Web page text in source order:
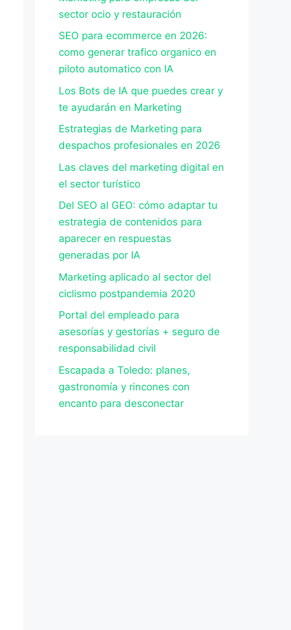
sector ocio y restauración
SEO para ecommerce en 2026:
como generar trafico organico en
piloto automatico con IA
Los Bots de IA que puedes crear y
te ayudarán en Marketing
Estrategias de Marketing para
despachos profesionales en 2026
Las claves del marketing digital en
el sector turístico
Del SEO al GEO: cómo adaptar tu
estrategia de contenidos para
aparecer en respuestas
generadas por IA
Marketing aplicado al sector del
ciclismo postpandemia 2020
Portal del empleado para
asesorías y gestorías + seguro de
responsabilidad civil
Escapada a Toledo: planes,
gastronomía y rincones con
encanto para desconectar